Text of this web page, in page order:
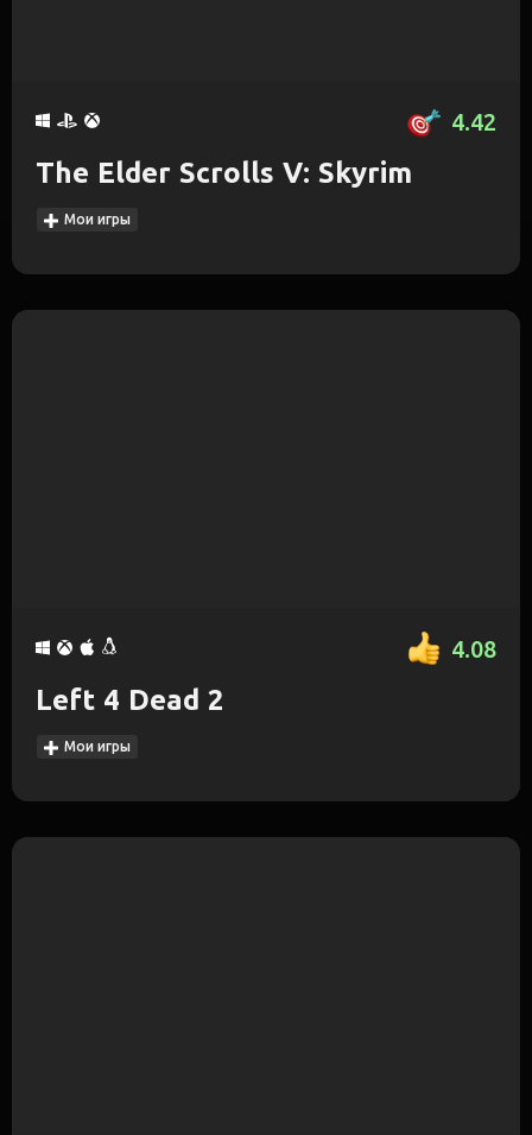
4.42
The Elder Scrolls V: Skyrim
Мои игры
4.08
Left 4 Dead 2
Мои игры